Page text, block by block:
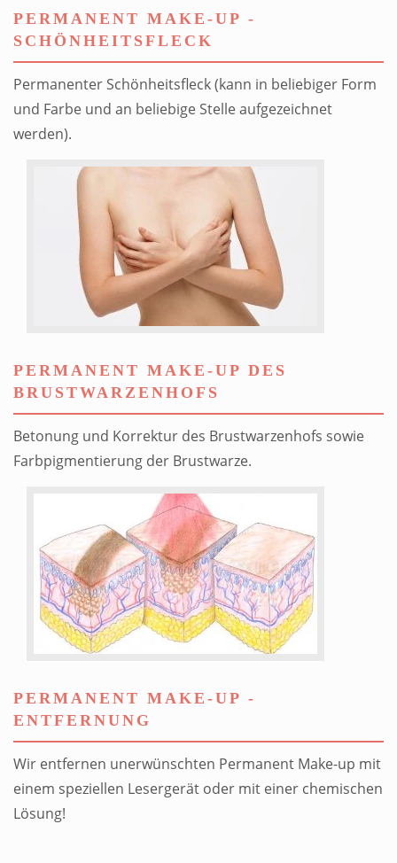
PERMANENT MAKE-UP -
SCHÖNHEITSFLECK
Permanenter Schönheitsfleck (kann in beliebiger Form
und Farbe und an beliebige Stelle aufgezeichnet
werden).
PERMANENT MAKE-UP DES
BRUSTWARZENHOFS
Betonung und Korrektur des Brustwarzenhofs sowie
Farbpigmentierung der Brustwarze.
PERMANENT MAKE-UP -
ENTFERNUNG
Wir entfernen unerwünschten Permanent Make-up mit
einem speziellen Lesergerät oder mit einer chemischen
Lösung!